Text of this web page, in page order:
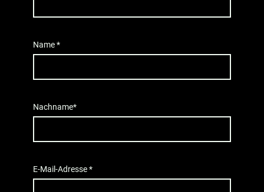
Name*
Nachname*
E-Mail-Adresse*